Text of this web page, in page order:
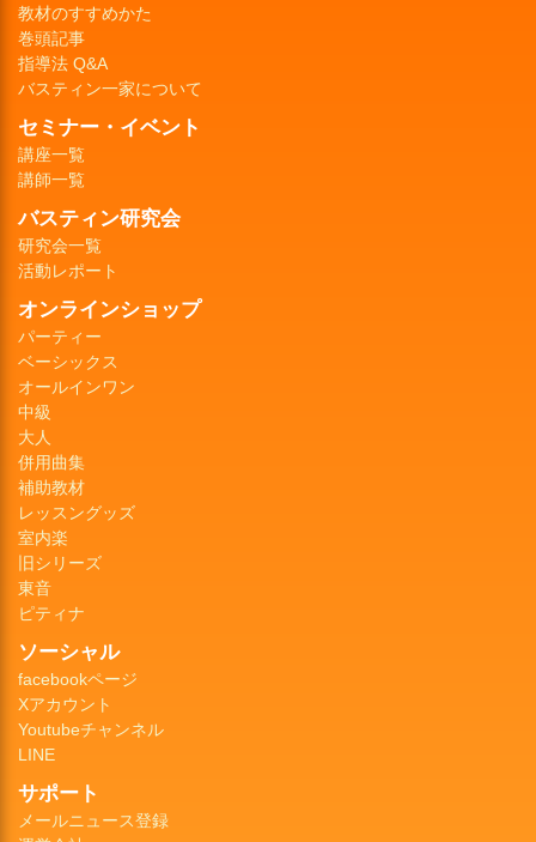
教材のすすめかた
巻頭記事
指導法 Q&A
バスティン一家について
セミナー・イベント
講座一覧
講師一覧
バスティン研究会
研究会一覧
活動レポート
オンラインショップ
パーティー
ベーシックス
オールインワン
中級
大人
併用曲集
補助教材
レッスングッズ
室内楽
旧シリーズ
東音
ピティナ
ソーシャル
facebookページ
Xアカウント
Youtubeチャンネル
LINE
サポート
メールニュース登録